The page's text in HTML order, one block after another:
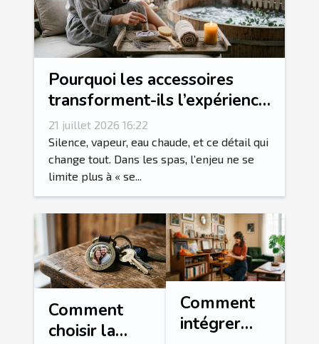
Pourquoi les accessoires
transforment-ils l’expérience
spa en rituel sensoriel ?
21 juillet 2026 16:22
Silence, vapeur, eau chaude, et ce détail qui
change tout. Dans les spas, l’enjeu ne se
limite plus à « se...
Comment
choisir la
Comment
intégrer